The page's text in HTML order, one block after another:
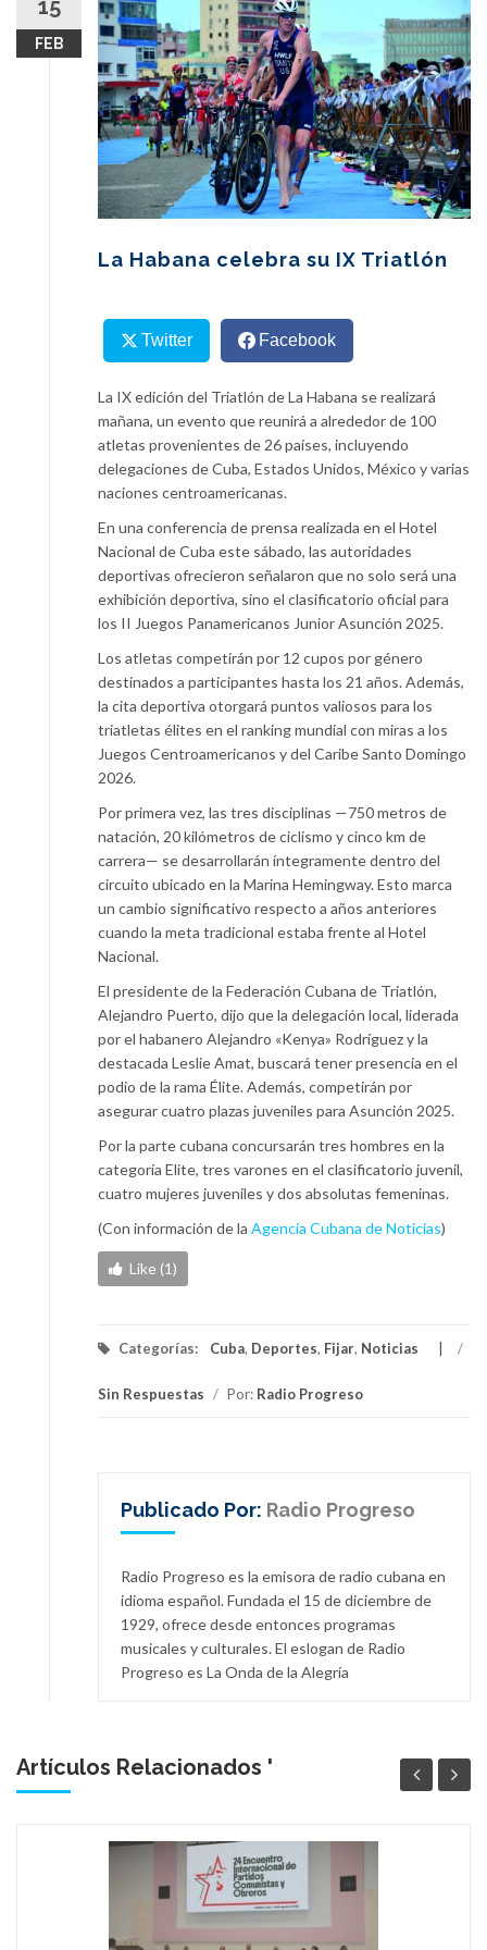
content
15
FEB
La Habana celebra su IX Triatlón
Twitter Facebook
La IX edición del Triatlón de La Habana se realizará
mañana, un evento que reunirá a alrededor de 100
atletas provenientes de 26 países, incluyendo
delegaciones de Cuba, Estados Unidos, México y varias
naciones centroamericanas.
En una conferencia de prensa realizada en el Hotel
Nacional de Cuba este sábado, las autoridades
deportivas ofrecieron señalaron que no solo será una
exhibición deportiva, sino el clasificatorio oficial para
los II Juegos Panamericanos Junior Asunción 2025.
Los atletas competirán por 12 cupos por género
destinados a participantes hasta los 21 años. Además,
la cita deportiva otorgará puntos valiosos para los
triatletas élites en el ranking mundial con miras a los
Juegos Centroamericanos y del Caribe Santo Domingo
2026.
Por primera vez, las tres disciplinas —750 metros de
natación, 20 kilómetros de ciclismo y cinco km de
carrera— se desarrollarán íntegramente dentro del
circuito ubicado en la Marina Hemingway. Esto marca
un cambio significativo respecto a años anteriores
cuando la meta tradicional estaba frente al Hotel
Nacional.
El presidente de la Federación Cubana de Triatlón,
Alejandro Puerto, dijo que la delegación local, liderada
por el habanero Alejandro «Kenya» Rodríguez y la
destacada Leslie Amat, buscará tener presencia en el
podio de la rama Élite. Además, competirán por
asegurar cuatro plazas juveniles para Asunción 2025.
Por la parte cubana concursarán tres hombres en la
categoría Elite, tres varones en el clasificatorio juvenil,
cuatro mujeres juveniles y dos absolutas femeninas.
(Con información de la Agencia Cubana de Noticias)
Like (1)
Categorías: Cuba, Deportes, Fijar, Noticias /
Sin Respuestas / Por: Radio Progreso
Publicado Por: Radio Progreso
Radio Progreso es la emisora de radio cubana en
idioma español. Fundada el 15 de diciembre de
1929, ofrece desde entonces programas
musicales y culturales. El eslogan de Radio
Progreso es La Onda de la Alegría
Artículos Relacionados '